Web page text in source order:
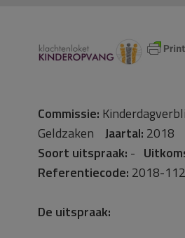
Commissie:
Geldzaken Jaartal: 2018
Soort uitspraak: -
Referentiecode: 2018-
De uitspraak: